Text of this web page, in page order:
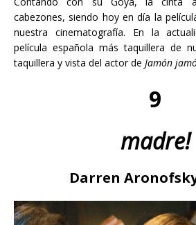
cabezones, siendo hoy en día la
nuestra cinematografía. En la
película española más taquillera de
taquillera y vista del actor de Jamón
9
madre!
Darren Aronofsky